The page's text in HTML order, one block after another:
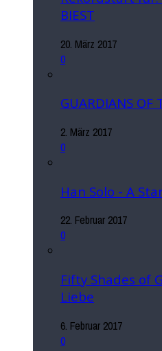
BIEST
20. März 2017
0
GUARDIANS OF
2. März 2017
0
Han Solo - A
22. Februar 2017
0
Fifty Shades of
Liebe
6. Februar 2017
0